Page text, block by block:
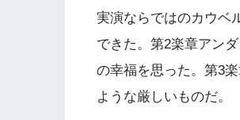
実演ならではのカウベ
できた。第2楽章アン
の幸福を思った。第3
ような厳しいものだ。